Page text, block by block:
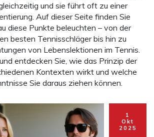
und sie führt oft zu einer
Auf dieser Seite finden Sie
diese Punkte beleuchten – von der
besten Tennisschläger bis hin zu
von Lebenslektionen im Tennis.
entdecken Sie, wie das Prinzip der
Kontexten wirkt und welche
Sie daraus ziehen können.
1
Okt
2025